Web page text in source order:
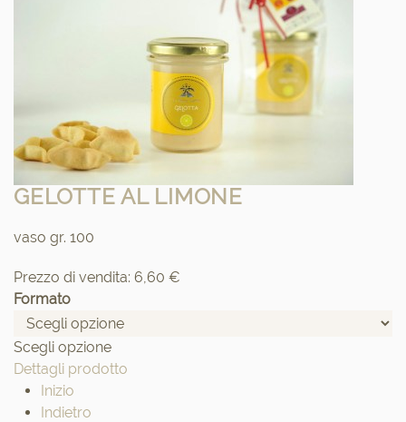
GELOTTE AL LIMONE
vaso gr. 100
Prezzo di vendita: 6,60 €
Formato
Scegli opzione
Dettagli prodotto
Inizio
Indietro